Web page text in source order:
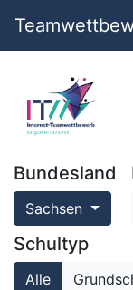
Bundesland
Sachsen
Schultyp
Alle